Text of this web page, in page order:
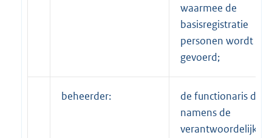
waarmee de
basisregistratie
personen wordt
gevoerd;
beheerder:
de functionaris die
namens de
verantwoordelijke is